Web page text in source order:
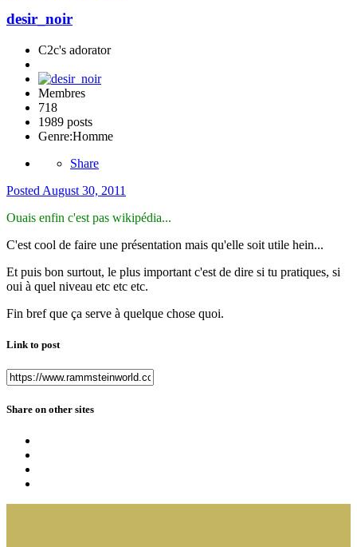
desir_noir
C2c's adorator
Membres
718
1989 posts
Genre:Homme
Share
Posted August 30, 2011
Ouais enfin c'est pas wikipédia...
C'est cool de faire une présentation mais qu'elle soit utile hein...
Et puis bon surtout, le plus important c'est de dire si tu pratiques, si
oui à quel niveau etc etc etc.
Fin bref que ça serve à quelque chose quoi.
Link to post
Share on other sites